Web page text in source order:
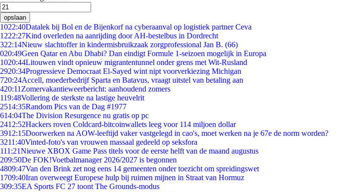
opslaan
1022:40Datalek bij Bol en de Bijenkorf na cyberaanval op logistiek partner Ceva
1222:27Kind overleden na aanrijding door AH-bestelbus in Dordrecht
322:14Nieuw slachtoffer in kindermisbruikzaak zorgprofessional Jan B. (66)
020:49Geen Qatar en Abu Dhabi? Dan eindigt Formule 1-seizoen mogelijk in Europa
1020:44Litouwen vindt opnieuw migrantentunnel onder grens met Wit-Rusland
2920:34Progressieve Democraat El-Sayed wint nipt voorverkiezing Michigan
720:24Accell, moederbedrijf Sparta en Batavus, vraagt uitstel van betaling aan
420:11 Zomervakantieweerbericht: aanhoudend zomers
119:48Vollering de sterkste na lastige heuvelrit
2514:35Random Pics van de Dag #1977
614:04The Division Resurgence nu gratis op pc
2412:52Hackers roven Coldcard-bitcoinwallets leeg voor 114 miljoen dollar
3912:15Doorwerken na AOW-leeftijd vaker vastgelegd in cao's, moet werken na je 67e de norm worden?
3211:40Vinted-foto's van vrouwen massaal gedeeld op seksfora
111:21Nieuwe XBOX Game Pass titels voor de eerste helft van de maand augustus
209:50De FOK!Voetbalmanager 2026/2027 is begonnen
4809:47Van den Brink zet nog eens 14 gemeenten onder toezicht om spreidingswet
1709:40Iran overweegt Europese hulp bij ruimen mijnen in Straat van Hormuz
309:35EA Sports FC 27 toont The Grounds-modus